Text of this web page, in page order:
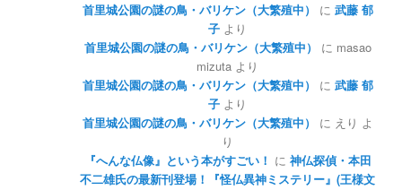
首里城公園の謎の鳥・バリケン（大繁殖中） に 武藤 郁
子 より
首里城公園の謎の鳥・バリケン（大繁殖中）
に masao
mizuta より
首里城公園の謎の鳥・バリケン（大繁殖中）
に 武藤 郁
子 より
首里城公園の謎の鳥・バリケン（大繁殖中）
に えり よ
り
『へんな仏像』という本がすごい！ に 神仏探偵・本田
不二雄氏の最新刊登場！『怪仏異神ミステリー』(王様文